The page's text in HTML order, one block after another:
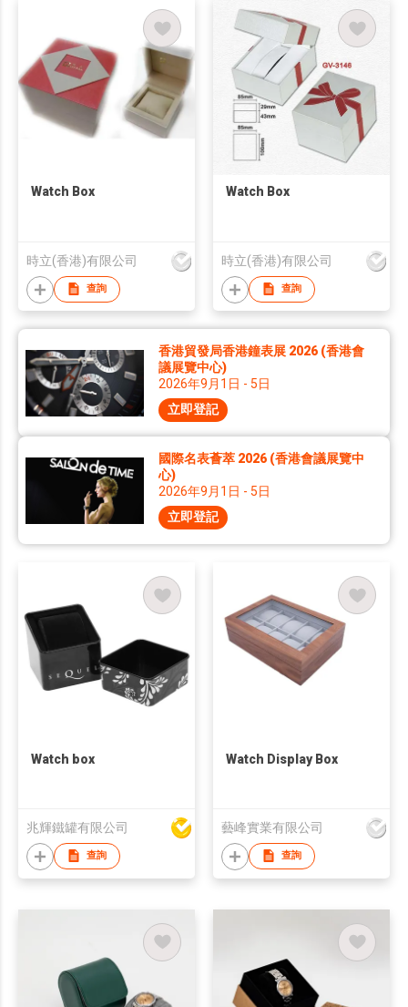
Watch Box
時立(香港)有限公司
查詢
Watch Box
時立(香港)有限公司
查詢
香港貿發局香港鐘表展 2026 (香港會
議展覽中心)
2026年9月1日 - 5日
立即登記
國際名表薈萃 2026 (香港會議展覽中
心)
2026年9月1日 - 5日
立即登記
Watch box
兆輝鐵罐有限公司
查詢
Watch Display Box
藝峰實業有限公司
查詢